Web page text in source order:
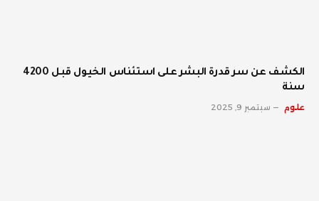
الكشف عن سر قدرة البشر على استئناس الخيول قبل 4200
سنة
علوم سبتمبر 9, 2025